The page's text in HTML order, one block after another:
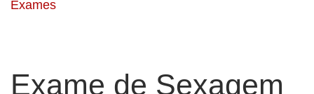
Exames
Exame de Sexagem